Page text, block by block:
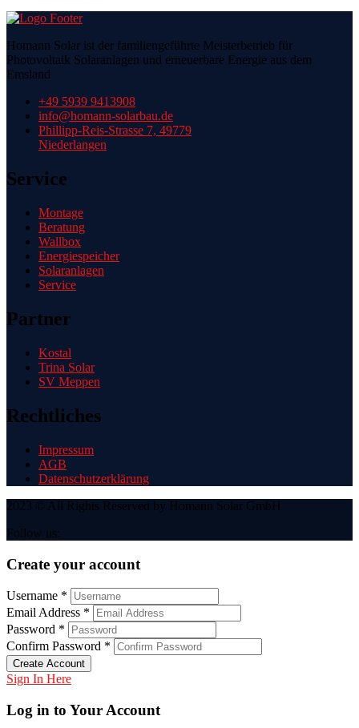
Homann Solar ist der familiengeführte Meisterbetrieb für
Photovoltaik Solaranlagen und erneuerbare Energie aus dem
Emsland
+49 5939 9413908
info@homann-solarbau.de
Phillipp-Reis-Strasse 7, 49779
Niederlangen
Service
Montage
Beratung
Wallbox
Energiespeicher
Solaranlagen
Service
Partner
Kostal
Trina Solar
SV Meppen
Rechtliches
Impressum
AGB
Datenschutzerklärung
2023 © All Rights Reserved by Homann Solar GmbH
Follow us:
Create your account
Username *
Email Address *
Password *
Confirm Password *
Create Account
Sign In Here
Log in to Your Account